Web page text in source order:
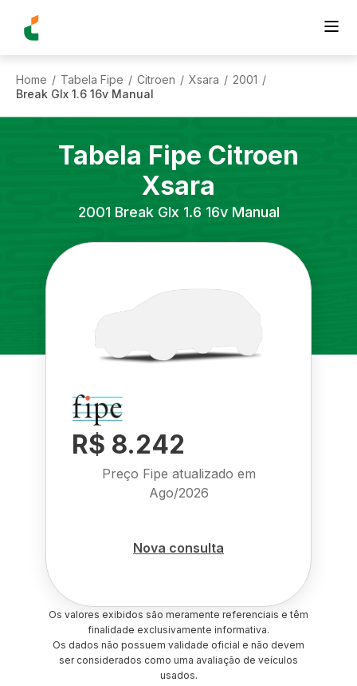
Home / Tabela Fipe / Citroen / Xsara / 2001 /
Break Glx 1.6 16v Manual
Tabela Fipe Citroen
Xsara
2001 Break Glx 1.6 16v Manual
R$ 8.242
Preço Fipe atualizado em
Ago/2026
Nova consulta
Os valores exibidos são meramente referenciais e têm
finalidade exclusivamente informativa.
Os dados não possuem validade oficial e não devem
ser considerados como uma avaliação de veículos
usados.